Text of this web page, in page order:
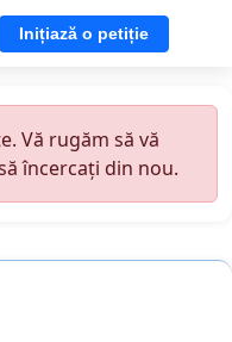
Inițiază o petiție
Vă rugăm să vă
încercați din nou.